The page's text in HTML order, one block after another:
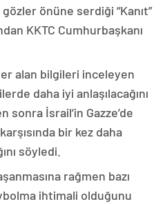
önüne serdiği “Kanıt”
KKTC Cumhurbaşkanı
alan bilgileri inceleyen
daha iyi anlaşılacağını
İsrail’in Gazze’de
bir kez daha
söyledi.
rağmen bazı
ihtimali olduğunu